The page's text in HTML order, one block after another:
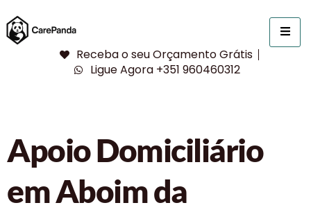
Receba o seu Orçamento Grátis
Ligue Agora +351 960460312
Apoio Domiciliário
em Aboim da